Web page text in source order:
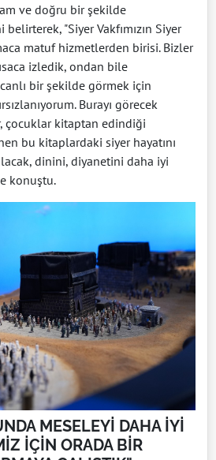
ve doğru bir şekilde
"Siyer Vakfımızın Siyer
matuf hizmetlerden birisi. Bizler
izledik, ondan bile
bir şekilde görmek için
Burayı görecek
çocuklar kitaptan edindiği
bu kitaplardaki siyer hayatını
dinini, diyanetini daha iyi
konuştu.
MESELEYİ DAHA İYİ
İÇİN ORADA BİR